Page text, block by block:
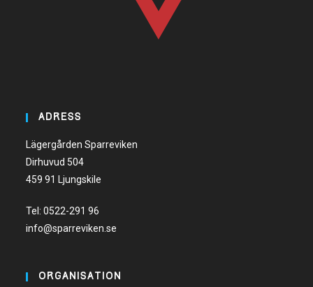
ADRESS
Lägergården Sparreviken
Dirhuvud 504
459 91 Ljungskile
Tel:0522-291 96
info@sparreviken.se
ORGANISATION